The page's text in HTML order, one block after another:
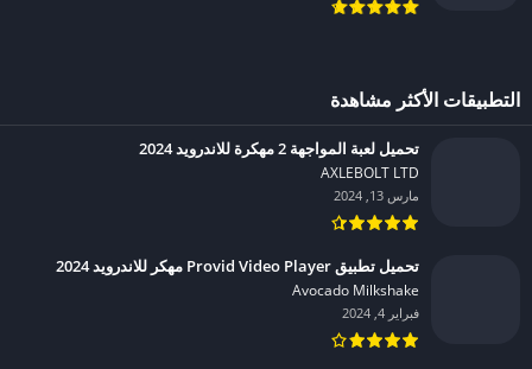
التطبيقات الأكثر مشاهدة
تحميل لعبة المواجهة 2 مهكرة للاندرويد 2024
AXLEBOLT LTD‏
مارس 13, 2024
تحميل تطبيق Provid Video Player مهكر للاندرويد 2024
Avocado Milkshake‏
فبراير 4, 2024